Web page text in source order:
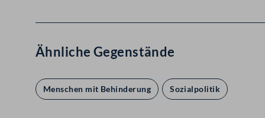
Ähnliche Gegenstände
Menschen mit Behinderung Sozialpolitik